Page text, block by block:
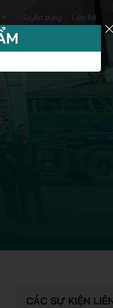
Tuyển dụng Liên hệ
CÁC SỰ KIỆN